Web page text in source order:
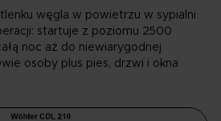
węgla w powietrzu w sypialni
startuje z poziomu 2500
noc aż do niewiarygodnej
osoby plus pies, drzwi i okna